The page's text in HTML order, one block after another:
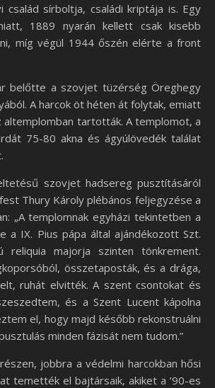
család sírboltja, családi kriptája is. Egy
1889 nyarán kellett csak kisebb
míg végül 1944 őszén elérte a front
belőtte a szovjet tüzérség Öreghegy
A harcok öt héten át folytak, emiatt
altemplomban tartották. A templomot, a
75-80 akna és ágyúlövedék találat
szovjet hadsereg pusztításáról
Thury Károly plébános feljegyzése a
„A templomnak egyházi tekintetben a
a IX. Pius pápa által ajándékozott Szt.
reliquia majorja szinten tönkrement.
összetaposták, és a drága,
ruhát elvitték. A szent csontokat és
és a Szent Lucent kápolna
el, hogy majd később rekonstruálni
minden fázisát nem tudom.”
jobbra a védelmi harcokban hősi
temették el bajtársaik, akiket a ’90-es